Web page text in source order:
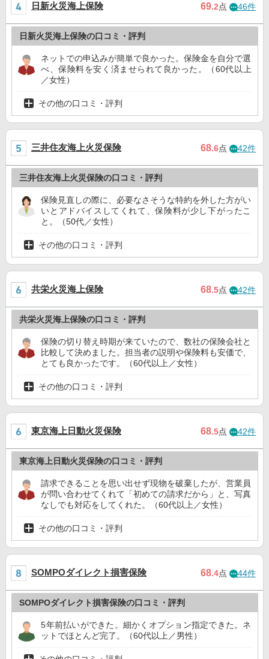
日新火災海上保険 69.2点 46件
日新火災海上保険の口コミ・評判
ネットでの申込みが簡単で良かった。保険金を自分で選
べ、保険料を安く済ませられて良かった。（60代以上
／女性）
その他の口コミ・評判
三井住友海上火災保険 68.6点 42件
三井住友海上火災保険の口コミ・評判
保険見直しの際に、必要なさそうな特約を外した方がい
いとアドバイスしてくれて、保険料が少し下がったこ
と。（50代／女性）
その他の口コミ・評判
共栄火災海上保険 68.5点 42件
共栄火災海上保険の口コミ・評判
保険の切り替え時期が来ていたので、数社の保険会社と
比較して決めました。担当者の説明や保険料も安価で、
とても良かったです。（60代以上／女性）
その他の口コミ・評判
東京海上日動火災保険 68.5点 42件
東京海上日動火災保険の口コミ・評判
請求できることを思い出せず現物を破棄したが、営業員
が問い合わせてくれて「初めての請求だから」と、写真
なしでも対応をしてくれた。（60代以上／女性）
その他の口コミ・評判
SOMPOダイレクト損害保険 68.4点 44件
SOMPOダイレクト損害保険の口コミ・評判
5年前払いができた。細かくオプション指定できた。ネ
ットでほとんど完了。（60代以上／男性）